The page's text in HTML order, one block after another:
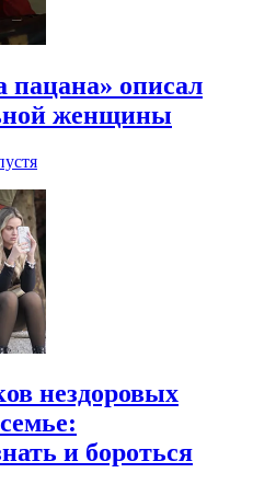
пацана» описал
женщины
нездоровых
и бороться